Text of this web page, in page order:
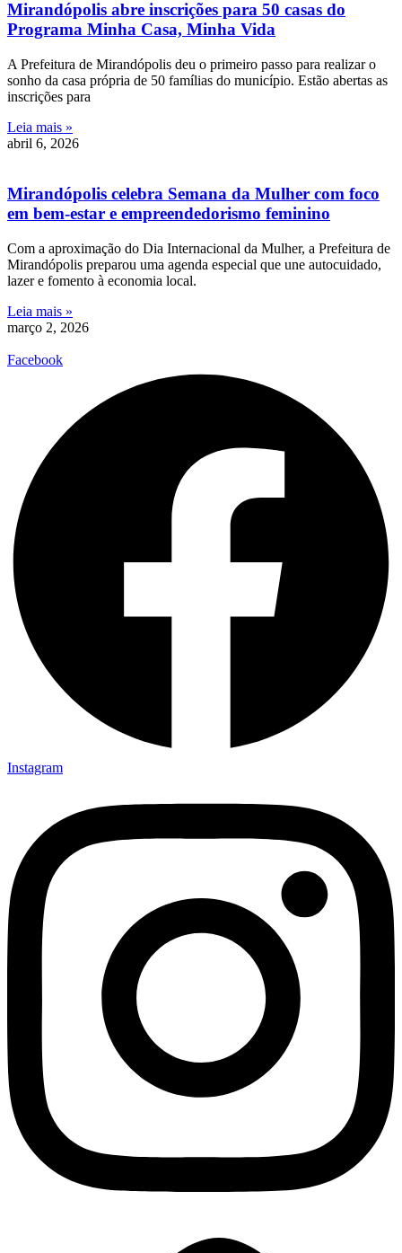
Mirandópolis abre inscrições para 50 casas do
Programa Minha Casa, Minha Vida
A Prefeitura de Mirandópolis deu o primeiro passo para realizar o
sonho da casa própria de 50 famílias do município. Estão abertas as
inscrições para
Leia mais »
abril 6, 2026
Mirandópolis celebra Semana da Mulher com foco
em bem-estar e empreendedorismo feminino
Com a aproximação do Dia Internacional da Mulher, a Prefeitura de
Mirandópolis preparou uma agenda especial que une autocuidado,
lazer e fomento à economia local.
Leia mais »
março 2, 2026
Facebook
Instagram